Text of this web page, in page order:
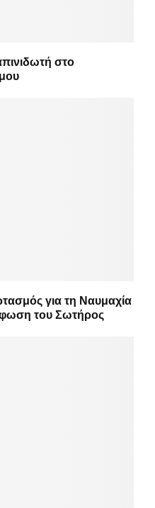
στο
για τη Ναυμαχία
του Σωτήρος